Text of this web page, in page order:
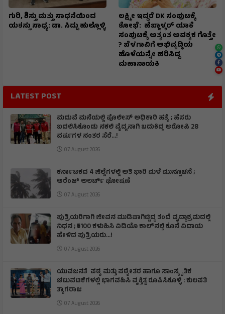
ಗುರಿ, ಶಿಸ್ತು ಮತ್ತು ಸಾಧನೆಯಿಂದ
ಯಶಸ್ಸು ಸಾಧ್ಯ: ಡಾ. ಸಿದ್ದು ಹುಲ್ಲೊಳ್ಳಿ
ಲಕ್ಷ್ಮೀ ಇದ್ದರೆ DK ಸಂಪುಟಕ್ಕೆ
ಶೋಭೆ: ಹೆಬ್ಬಾಳ್ಕರ್ ಯಾಕೆ
ಸಂಪುಟಕ್ಕೆ ಅತ್ಯಂತ ಅವಶ್ಯಕ ಗೊತ್ತೇ
? ಬೆಳಗಾವಿಗೆ ಅಭಿವೃದ್ಧಿಯ
ಹೊಳೆಯನ್ನೇ ಹರಿಸಿದ್ದ
ಮಹಾನಾಯಕಿ
LATEST POST
ಮದುವೆ ಮನೆಯಲ್ಲಿ ಪೊಲೀಸ್ ಅಧಿಕಾರಿ ಹತ್ಯೆ ; ಹೆಸರು
ಬದಲಿಸಿಕೊಂಡು ನಕಲಿ ವೈದ್ಯನಾಗಿ ಬದುಕಿದ್ದ ಆರೋಪಿ 28
ವರ್ಷಗಳ ನಂತರ ಸೆರೆ…!
07 August 2026
ಕರ್ನಾಟಕದ 4 ಜಿಲ್ಲೆಗಳಲ್ಲಿ ಅತಿ ಭಾರಿ ಮಳೆ ಮುನ್ಸೂಚನೆ ;
ಆರೆಂಜ್‌ ಅಲರ್ಟ್‌ ಘೋಷಣೆ
07 August 2026
ಪುತ್ರಿಯರಿಗಾಗಿ ಜೀವನ ಮುಡಿಪಾಗಿಟ್ಟಿದ್ದ ತಂದೆ ವೃದ್ಧಾಶ್ರಮದಲ್ಲಿ
ನಿಧನ ; ₹5100 ಕಳುಹಿಸಿ ವಿಡಿಯೊ ಕಾಲ್‌ನಲ್ಲಿ ಕೊನೆ ವಿದಾಯ
ಹೇಳಿದ ಪುತ್ರಿಯರು...!
07 August 2026
ಯುವಜನತೆ ಪಠ್ಯ ಮತ್ತು ಪಠ್ಯೇತರ ಹಾಗೂ ಸಾಂಸ್ಕೃತಿಕ
ಚಟುವಟಿಕೆಗಳಲ್ಲಿ ಭಾಗವಹಿಸಿ ವ್ಯಕ್ತಿತ್ವ ರೂಪಿಸಿಕೊಳ್ಳಿ : ಕುಲಪತಿ
ತ್ಯಾಗರಾಜ
07 August 2026